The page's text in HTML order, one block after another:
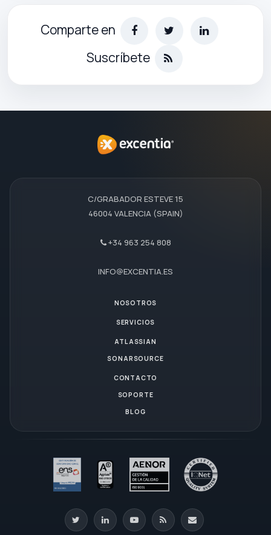
Comparte en
Suscríbete
C/GRABADOR ESTEVE 15
46004 VALENCIA (SPAIN)
+34 963 254 808
INFO@EXCENTIA.ES
NOSOTROS
SERVICIOS
ATLASSIAN
SONARSOURCE
CONTACTO
SOPORTE
BLOG